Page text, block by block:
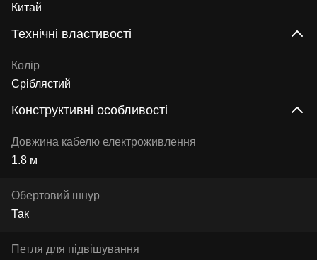
Китай
Технічні властивості
Колір
Сріблястий
Конструктивні особливості
Довжина кабелю електроживлення
1.8 м
Обертовий шнур
Так
Петля для підвішування